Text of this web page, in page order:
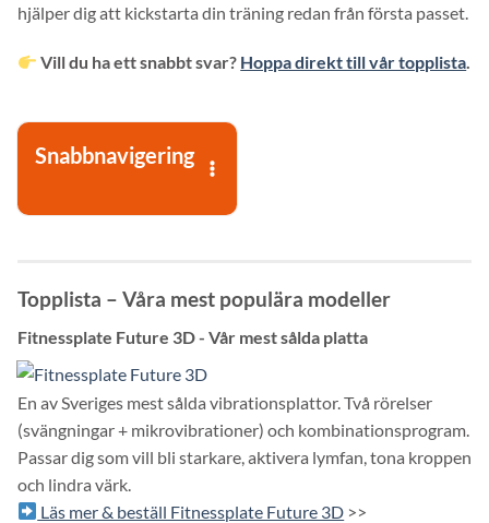
hjälper dig att kickstarta din träning redan från första passet.
Vill du ha ett snabbt svar? Hoppa direkt till vår topplista.
Snabbnavigering
Topplista – Våra mest populära modeller
Fitnessplate Future 3D - Vår mest sålda platta
En av Sveriges mest sålda vibrationsplattor. Två rörelser
(svängningar + mikrovibrationer) och kombinationsprogram.
Passar dig som vill bli starkare, aktivera lymfan, tona kroppen
och lindra värk.
Läs mer & beställ Fitnessplate Future 3D >>